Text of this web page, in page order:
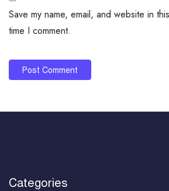
Save my name, email, and website in
time I comment.
Categories